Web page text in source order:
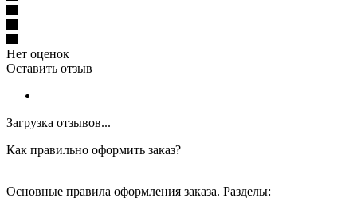
Нет оценок
Оставить отзыв
Загрузка отзывов...
Как правильно оформить заказ?
Основные правила оформления заказа. Разделы: